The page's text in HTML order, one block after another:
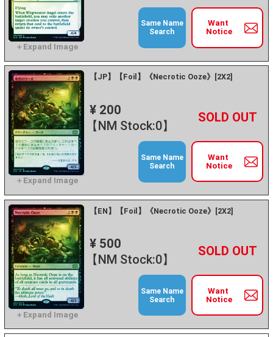
Want
Notice
Same Name
Search
【JP】【Foil】《Necrotic Ooze》[2X2]
¥ 200
【NM Stock:0】
－ +
Want
Notice
Same Name
Search
【EN】【Foil】《Necrotic Ooze》[2X2]
¥ 500
【NM Stock:0】
－ +
Want
Notice
Same Name
Search